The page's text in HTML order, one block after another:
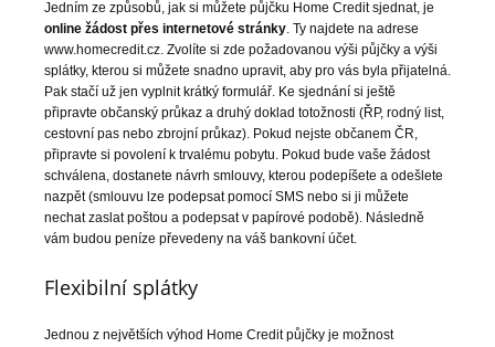
Jedním ze způsobů, jak si můžete půjčku Home Credit sjednat, je
online žádost přes internetové stránky. Ty najdete na adrese
www.homecredit.cz. Zvolíte si zde požadovanou výši půjčky a výši
splátky, kterou si můžete snadno upravit, aby pro vás byla přijatelná.
Pak stačí už jen vyplnit krátký formulář. Ke sjednání si ještě
připravte občanský průkaz a druhý doklad totožnosti (ŘP, rodný list,
cestovní pas nebo zbrojní průkaz). Pokud nejste občanem ČR,
připravte si povolení k trvalému pobytu. Pokud bude vaše žádost
schválena, dostanete návrh smlouvy, kterou podepíšete a odešlete
nazpět (smlouvu lze podepsat pomocí SMS nebo si ji můžete
nechat zaslat poštou a podepsat v papírové podobě). Následně
vám budou peníze převedeny na váš bankovní účet.
Flexibilní splátky
Jednou z největších výhod Home Credit půjčky je možnost